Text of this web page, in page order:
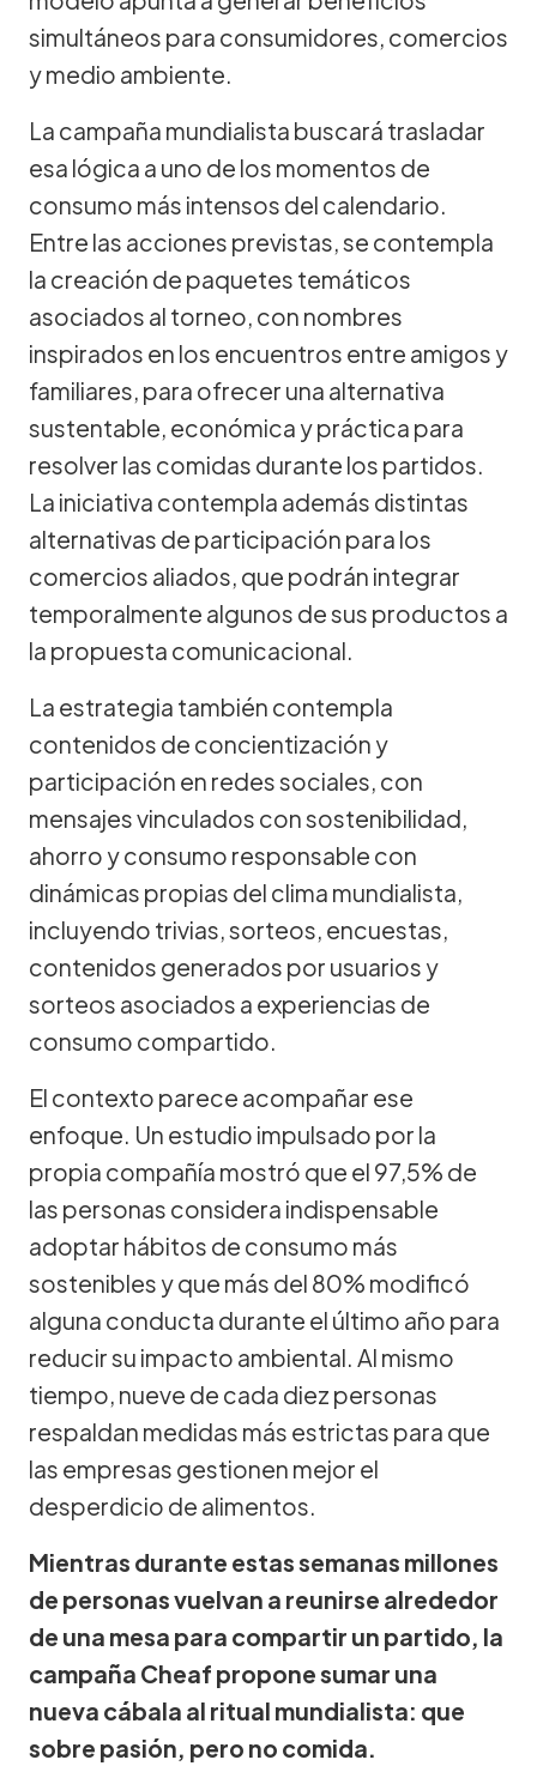
simultáneos para consumidores, comercios
y medio ambiente.
La campaña mundialista buscará trasladar
esa lógica a uno de los momentos de
consumo más intensos del calendario.
Entre las acciones previstas, se contempla
la creación de paquetes temáticos
asociados al torneo, con nombres
inspirados en los encuentros entre amigos y
familiares, para ofrecer una alternativa
sustentable, económica y práctica para
resolver las comidas durante los partidos.
La iniciativa contempla además distintas
alternativas de participación para los
comercios aliados, que podrán integrar
temporalmente algunos de sus productos a
la propuesta comunicacional.
La estrategia también contempla
contenidos de concientización y
participación en redes sociales, con
mensajes vinculados con sostenibilidad,
ahorro y consumo responsable con
dinámicas propias del clima mundialista,
incluyendo trivias, sorteos, encuestas,
contenidos generados por usuarios y
sorteos asociados a experiencias de
consumo compartido.
El contexto parece acompañar ese
enfoque. Un estudio impulsado por la
propia compañía mostró que el 97,5% de
las personas considera indispensable
adoptar hábitos de consumo más
sostenibles y que más del 80% modificó
alguna conducta durante el último año para
reducir su impacto ambiental. Al mismo
tiempo, nueve de cada diez personas
respaldan medidas más estrictas para que
las empresas gestionen mejor el
desperdicio de alimentos.
Mientras durante estas semanas millones
de personas vuelvan a reunirse alrededor
de una mesa para compartir un partido, la
campaña Cheaf propone sumar una
nueva cábala al ritual mundialista: que
sobre pasión, pero no comida.